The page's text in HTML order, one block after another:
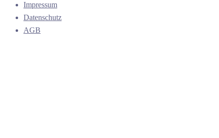
Impressum
Datenschutz
AGB